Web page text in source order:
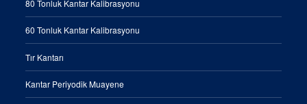
80 Tonluk Kantar Kalibrasyonu
60 Tonluk Kantar Kalibrasyonu
Tır Kantarı
Kantar Periyodik Muayene